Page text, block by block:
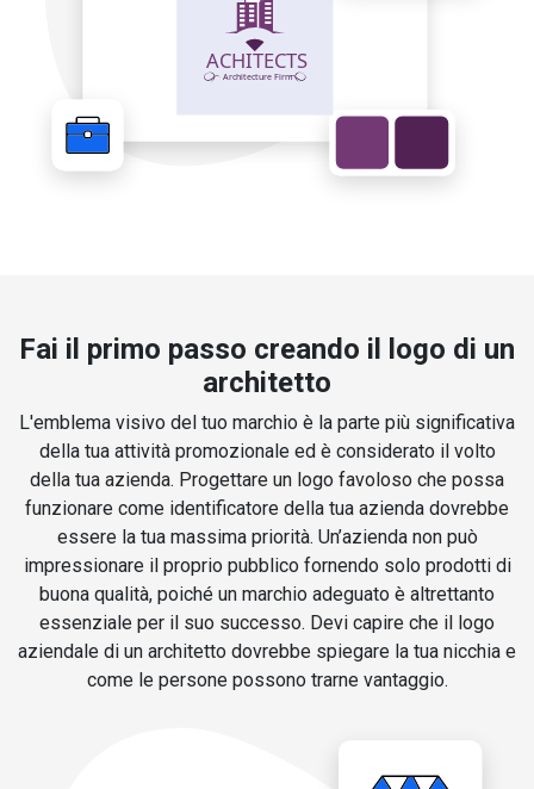
Fai il primo passo creando il logo di un
architetto
L'emblema visivo del tuo marchio è la parte più significativa
della tua attività promozionale ed è considerato il volto
della tua azienda. Progettare un logo favoloso che possa
funzionare come identificatore della tua azienda dovrebbe
essere la tua massima priorità. Un’azienda non può
impressionare il proprio pubblico fornendo solo prodotti di
buona qualità, poiché un marchio adeguato è altrettanto
essenziale per il suo successo. Devi capire che il logo
aziendale di un architetto dovrebbe spiegare la tua nicchia e
come le persone possono trarne vantaggio.